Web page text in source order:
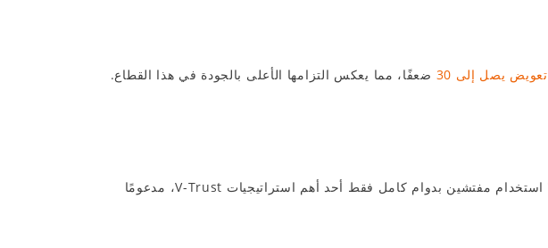
تعويض يصل إلى 30 ضعفًا، مما يعكس التزامها الأعلى بالجودة في هذا القطاع.
لا تقتصر مراقبة الجودة على فحص المنتجات فحسب، بل تشمل أيضًا الحد من مخاطر الرشوة. يُعدّ استخدام مفتشين بدوام كامل فقط أحد أهم استراتيجيات V-Trust، مدعومًا